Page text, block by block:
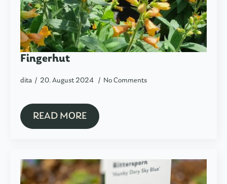
Fingerhut
dita 20. August 2024 No Comments
READ MORE